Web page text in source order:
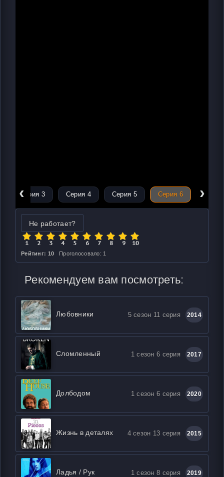
‹
Серия 3 Серия 4 Серия 5 Серия 6 ›
Не работает?
Рейтинг: 10 Проголосовало: 1
Рекомендуем вам посмотреть:
Любовники 5 сезон 11 серия 2014
Сломленный 1 сезон 6 серия 2017
Долбодом 1 сезон 6 серия 2020
Жизнь в деталях 4 сезон 13 серия 2015
Ладья / Рук 1 сезон 8 серия 2019